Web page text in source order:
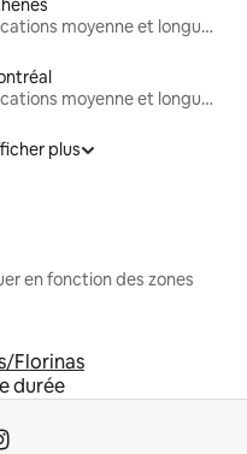
Locations moyenne et longue durée
Locations moyenne et longue durée
plus
en fonction des zones
Florinas
durée